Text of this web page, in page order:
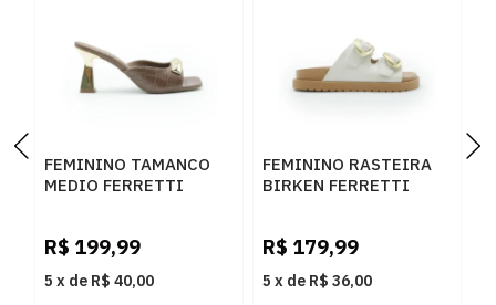
FEMININO TAMANCO
MEDIO FERRETTI
R$ 199,99
5 x de R$ 40,00
FEMININO RASTEIRA
BIRKEN FERRETTI
R$ 179,99
5 x de R$ 36,00